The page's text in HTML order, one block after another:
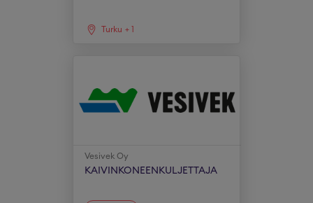
Turku + 1
Vesivek Oy
KAIVINKONEENKULJETTAJA